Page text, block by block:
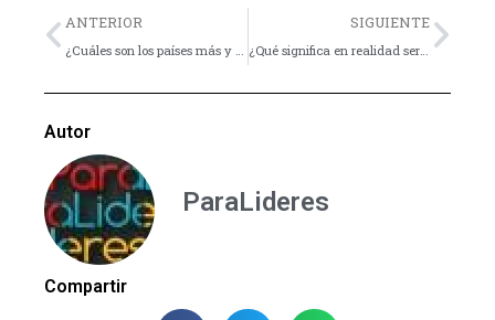
Previo
ANTERIOR
¿Cuáles son los países más y menos religiosos del planeta?
SIGUIENTE
¿Qué significa en realidad servir al Señor?
Autor
ParaLideres
Compartir